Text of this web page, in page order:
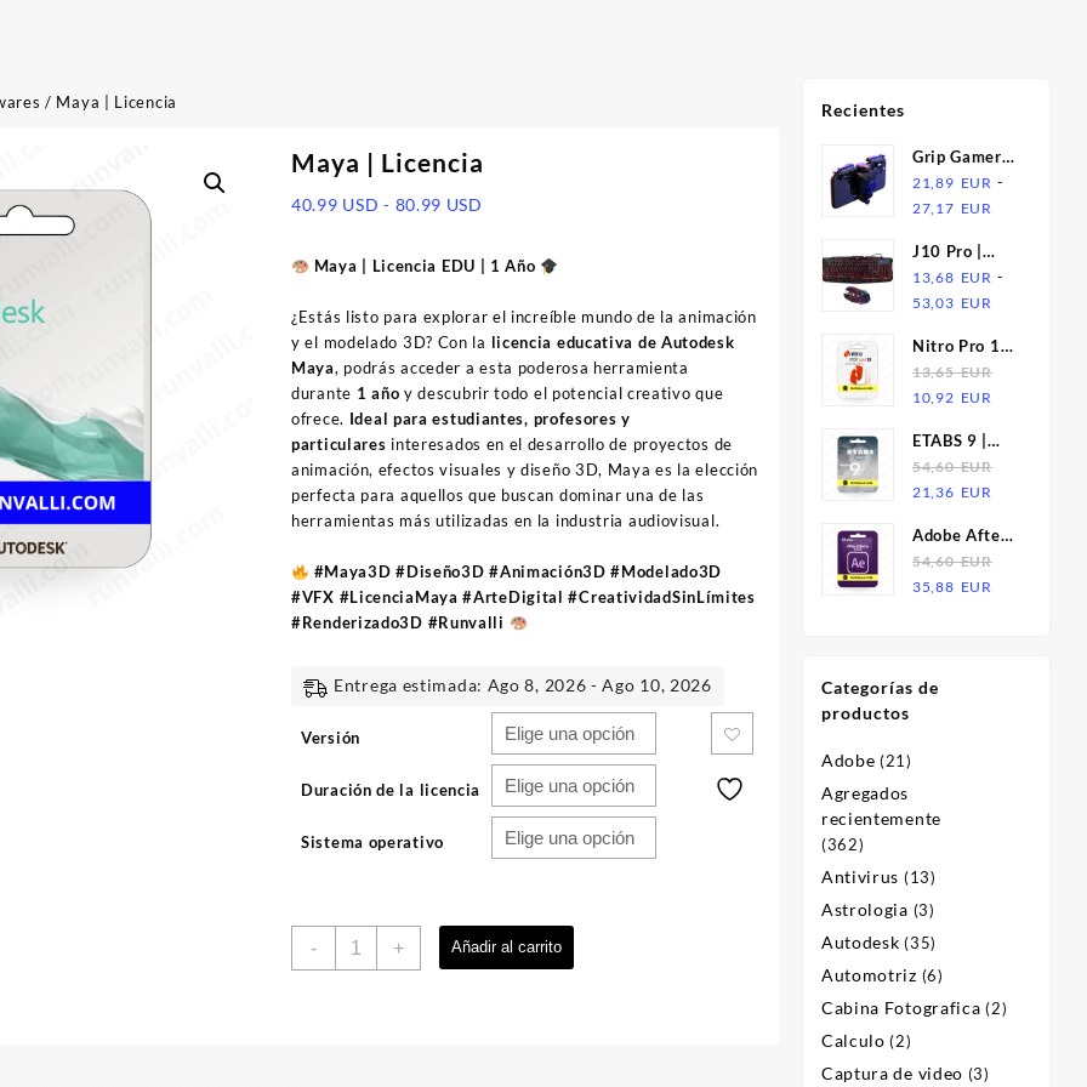
/ Maya | Licencia
Maya | Licencia
40.99 USD - 80.99 USD
precios:
desde
40.99 USD
hasta
80.99 USD
Maya | Licencia EDU | 1 Año
¿Estás listo para explorar el increíble mundo de la animación
y el modelado 3D? Con la licencia educativa de Autodesk
Maya, podrás acceder a esta poderosa herramienta
durante 1 año y descubrir todo el potencial creativo que
ofrece. Ideal para estudiantes, profesores y
particulares interesados en el desarrollo de proyectos de
animación, efectos visuales y diseño 3D, Maya es la elección
perfecta para aquellos que buscan dominar una de las
herramientas más utilizadas en la industria audiovisual.
#Maya3D #Diseño3D #Animación3D #Modelado3D
#VFX #LicenciaMaya #ArteDigital #CreatividadSinLímites
#Renderizado3D #Runvalli
Entrega estimada: Ago 8, 2026 - Ago 10, 2026
Versión
Duración de la licencia
Sistema operativo
-
Maya
+ Añadir al carrito
Recientes
Grip Gamer
Alloy Pro |
Gatillos de
Joystick para
Celular
21,89 EUR -
27,17 EUR
precios:
desde
21,89
J10 Pro |
Teclado
Retroiluminado
Mouse
Gamer RGB
Luminous
13,68 EUR -
53,03 EUR
precios:
desde
13,68
Nitro Pro 10
| Licencia
13,65EUR
El
original
era:
13,65
10,92 EUR
actual
es:
10,92
ETABS 9 |
Suscripcion
54,60EUR
El
original
era:
54,60
21,36 EUR
actual
es:
21,36
Adobe After
Effects 2023
| Licencia
54,60EUR
El
54,60
35,88 EUR
Categorías de
productos
Adobe (21)
Agregados
recientemente
(362)
Antivirus (13)
Astrologia (3)
Autodesk (35)
Automotriz (6)
Cabina Fotografica (2)
Calculo (2)
Captura de video (3)